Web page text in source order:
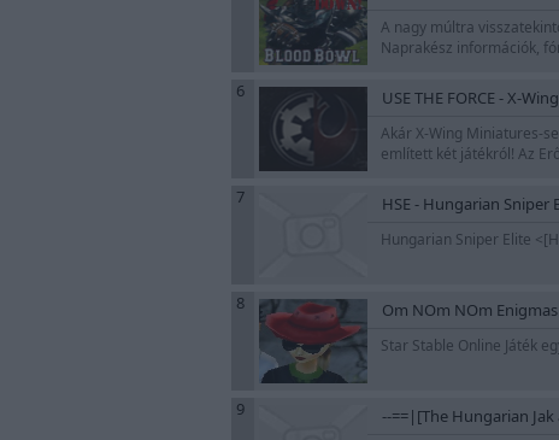
A nagy múltra
Naprakész információk,
6 USE THE FORCE - X-
Akár X-Wing Miniatures-
említett két játékról! Az
7 HSE - Hungarian Sniper
Hungarian Sniper Elite
8 Om NOm NOm
Star Stable Online Játék
9 --==|[The Hungarian